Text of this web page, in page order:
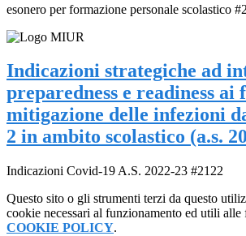
esonero per formazione personale scolastico
Indicazioni strategiche ad
preparedness e readiness ai
mitigazione delle infezioni
2 in ambito scolastico (a.s.
Indicazioni Covid-19 A.S. 2022-23 #2122
Questo sito o gli strumenti terzi da questo
cookie necessari al funzionamento ed utili
COOKIE POLICY.